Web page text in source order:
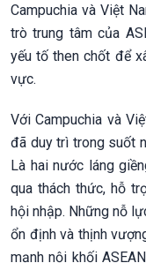
Campuchia và Việt
trò trung tâm của
yếu tố then chốt để
vực.
Với Campuchia và
đã duy trì trong suốt
Là hai nước láng
qua thách thức, hỗ
hội nhập. Những nỗ
ổn định và thịnh
mạnh nội khối